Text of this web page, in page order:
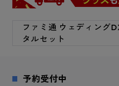
ファミ通 ウェディング
タルセット
予約受付中